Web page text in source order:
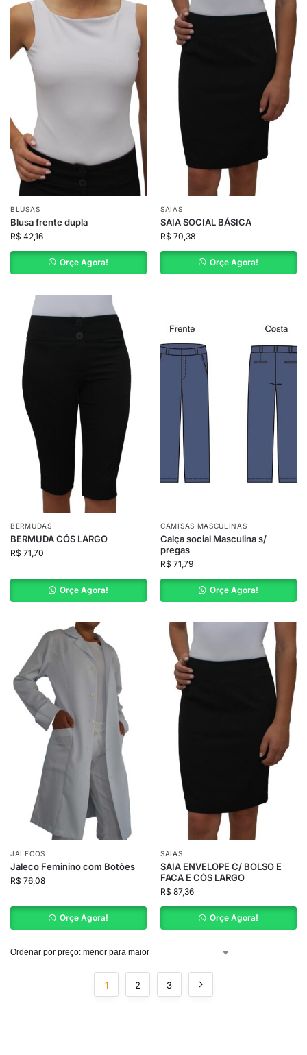
BLUSAS
Blusa frente dupla
R$ 42,16
Orçe Agora!
SAIAS
SAIA SOCIAL BÁSICA
R$ 70,38
Orçe Agora!
BERMUDAS
BERMUDA CÓS LARGO
R$ 71,70
Orçe Agora!
CAMISAS MASCULINAS
Calça social Masculina s/
pregas
R$ 71,79
Orçe Agora!
JALECOS
Jaleco Feminino com Botões
R$ 76,08
Orçe Agora!
SAIAS
SAIA ENVELOPE C/ BOLSO E
FACA E CÓS LARGO
R$ 87,36
Orçe Agora!
1 2 3